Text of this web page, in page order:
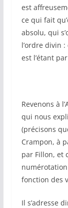
est
ce qui fait
absolu, qui
l’ordre divin
est l’étant
Revenons à
qui nous
(précisons
Crampon, à
par Fillon, et
fonction des
Il s’adresse